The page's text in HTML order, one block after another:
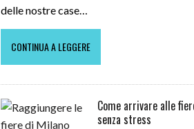
delle nostre case…
CONTINUA A LEGGERE
Come arrivare alle
senza stress